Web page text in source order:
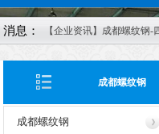
消息：
【企业资讯】成都螺纹钢-
【企业资讯】四川钢材-
成都轨道-四川方管-成都矩
8日报价
【企业资讯】四川钢轨-成
成都螺纹钢
成都螺纹钢